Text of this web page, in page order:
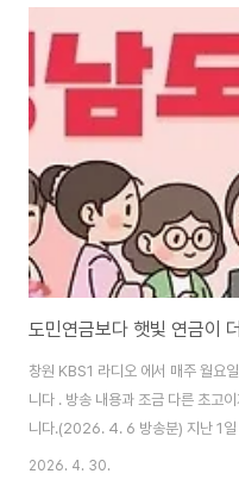
청소년 모의투표를 다른 나라 사례
수 있는 방안에 대하여 함께 생각해
가 처음 시작된 것은 지난 2017년
에서 6만 명이 넘는 청소년들이 대
고, 86%인..
도민연금보다 햇빛 연금이
창원 KBS1 라디오 에서 매주 월요
니다 . 방송 내용과 조금 다른 초고
니다.(2026. 4. 6 방송분) 지난 1일
사와 경남도민연금 가입자 90여명
2026. 4. 30.